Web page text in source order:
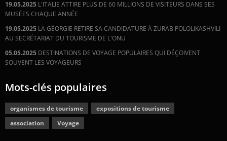
19.05.2025 L'ITALIE ATTIRE PLUS DE 60 MILLIONS DE VISITEURS DANS SES
MUSÉES CHAQUE ANNÉE
19.05.2025 LA GÉORGIE RETIRE SA CANDIDATURE À ZURAB POLOLIKASHVILI
AU SECRÉTARIAT DU TOURISME DE L'ONU
05.05.2025 DESTINATIONS DE VOYAGE POPULAIRES QUI DÉÇOIVENT
SOUVENT LES VOYAGEURS
Mots-clés populaires
organismes de tourisme
expositions de tourisme
association
Voyage